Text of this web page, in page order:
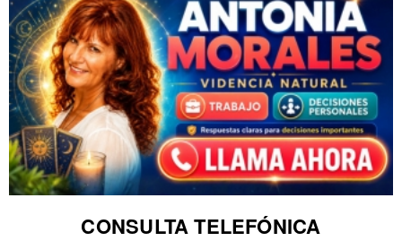
CONSULTA TELEFÓNICA